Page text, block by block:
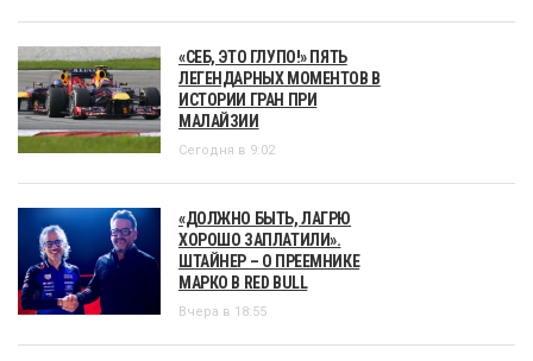
«СЕБ, ЭТО ГЛУПО!» ПЯТЬ
ЛЕГЕНДАРНЫХ МОМЕНТОВ В
ИСТОРИИ ГРАН ПРИ
МАЛАЙЗИИ
Сегодня в 9:02
«ДОЛЖНО БЫТЬ, ЛАГРЮ
ХОРОШО ЗАПЛАТИЛИ».
ШТАЙНЕР – О ПРЕЕМНИКЕ
МАРКО В RED BULL
Вчера в 18:55